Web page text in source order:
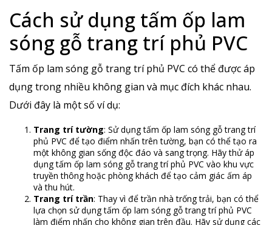
Cách sử dụng tấm ốp lam
sóng gỗ trang trí phủ PVC
Tấm ốp lam sóng gỗ trang trí phủ PVC có thể được áp
dụng trong nhiều không gian và mục đích khác nhau.
Dưới đây là một số ví dụ:
Trang trí tường: Sử dụng tấm ốp lam sóng gỗ trang trí
phủ PVC để tạo điểm nhấn trên tường, bạn có thể tạo ra
một không gian sống độc đáo và sang trọng. Hãy thử áp
dụng tấm ốp lam sóng gỗ trang trí phủ PVC vào khu vực
truyền thông hoặc phòng khách để tạo cảm giác ấm áp
và thu hút.
Trang trí trần: Thay vì để trần nhà trống trải, bạn có thể
lựa chọn sử dụng tấm ốp lam sóng gỗ trang trí phủ PVC
làm điểm nhấn cho không gian trên đầu. Hãy sử dụng các